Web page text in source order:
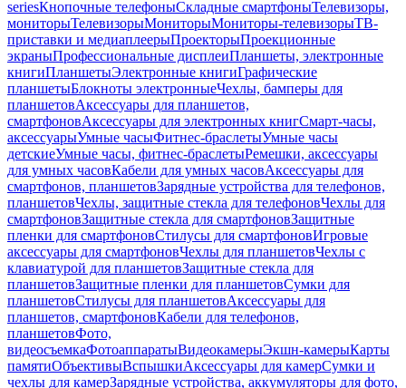
seriesКнопочные телефоныСкладные смартфоныТелевизоры,
мониторыТелевизорыМониторыМониторы-телевизорыТВ-
приставки и медиаплеерыПроекторыПроекционные
экраныПрофессиональные дисплеиПланшеты, электронные
книгиПланшетыЭлектронные книгиГрафические
планшетыБлокноты электронныеЧехлы, бамперы для
планшетовАксессуары для планшетов,
смартфоновАксессуары для электронных книгСмарт-часы,
аксессуарыУмные часыФитнес-браслетыУмные часы
детскиеУмные часы, фитнес-браслетыРемешки, аксессуары
для умных часовКабели для умных часовАксессуары для
смартфонов, планшетовЗарядные устройства для телефонов,
планшетовЧехлы, защитные стекла для телефоновЧехлы для
смартфоновЗащитные стекла для смартфоновЗащитные
пленки для смартфоновСтилусы для смартфоновИгровые
аксессуары для смартфоновЧехлы для планшетовЧехлы с
клавиатурой для планшетовЗащитные стекла для
планшетовЗащитные пленки для планшетовСумки для
планшетовСтилусы для планшетовАксессуары для
планшетов, смартфоновКабели для телефонов,
планшетовФото,
видеосъемкаФотоаппаратыВидеокамерыЭкшн-камерыКарты
памятиОбъективыВспышкиАксессуары для камерСумки и
чехлы для камерЗарядные устройства, аккумуляторы для фото,